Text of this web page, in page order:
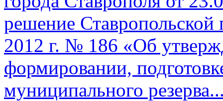
решение
2012 г. № 186 «Об
формировании,
муниципального